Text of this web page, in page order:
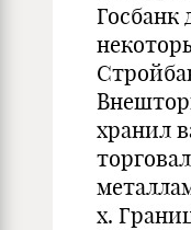
Госбанк
хранил
х.